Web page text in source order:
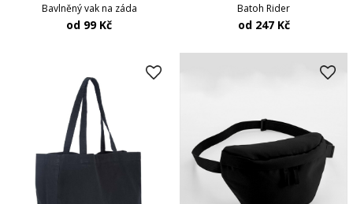
Bavlněný vak na záda
od 99 Kč
Batoh Rider
od 247 Kč